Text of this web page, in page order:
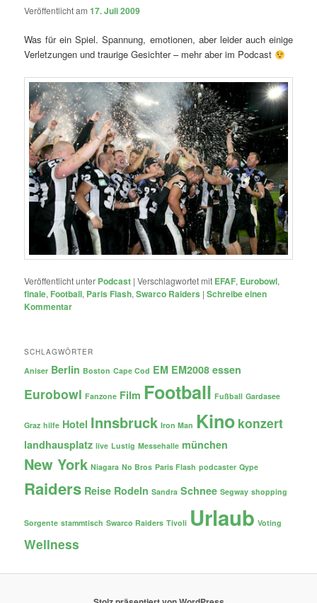
Veröffentlicht am17. Juli 2009
Was für ein Spiel. Spannung, emotionen, aber leider auch einige
Verletzungen und traurige Gesichter – mehr aber im Podcast
Veröffentlicht unter Podcast |Verschlagwortet mit EFAF, Eurobowl,
finale, Football, Paris Flash,Swarco Raiders |Schreibe einen
Kommentar
SCHLAGWÖRTER
Aniser Berlin Boston Cape Cod EM EM2008 essen
Eurobowl Fanzone Film Football Fußball Gardasee
Graz hilfe Hotel Innsbruck Iron Man Kino konzert
landhausplatz live Lustig Messehalle münchen
New York Niagara No Bros Paris Flash podcaster Qype
Raiders Reise Rodeln Sandra Schnee Segway shopping
Sorgente stammtisch Swarco Raiders Tivoli Urlaub Voting
Wellness